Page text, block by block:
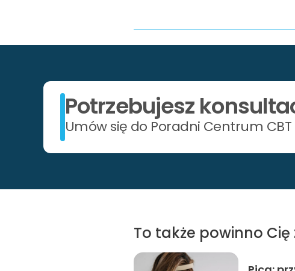
Potrzebujesz
Umów się do Poradni Centrum
To także powinno